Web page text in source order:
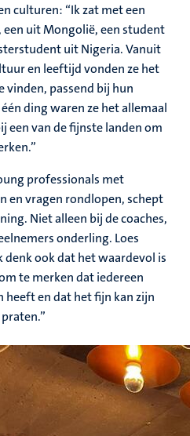
culturen: “Ik zat met een
uit Mongolië, een student
uit Nigeria. Vanuit
en leeftijd vonden ze het
vinden, passend bij hun
ding waren ze het allemaal
een van de fijnste landen om
professionals met
en vragen rondlopen, schept
Niet alleen bij de coaches,
onderling. Loes
ook dat het waardevol is
te merken dat iedereen
heeft en dat het fijn kan zijn